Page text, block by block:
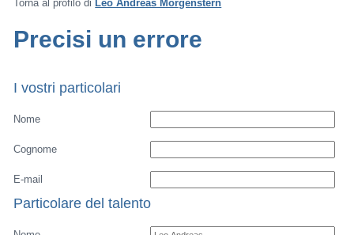
Torna al profilo di Leo Andreas Morgenstern
Precisi un errore
I vostri particolari
Nome
Cognome
E-mail
Particolare del talento